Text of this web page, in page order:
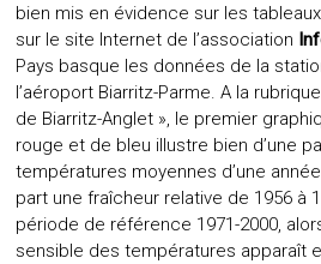
bien mis en évidence sur les
sur le site Internet de l’association
Pays basque les données de la
l’aéroport Biarritz-Parme. A la
de Biarritz-Anglet », le premier
rouge et de bleu illustre bien d’une
températures moyennes d’une année
part une fraîcheur relative de 1956 à
période de référence 1971-2000,
sensible des températures apparaît